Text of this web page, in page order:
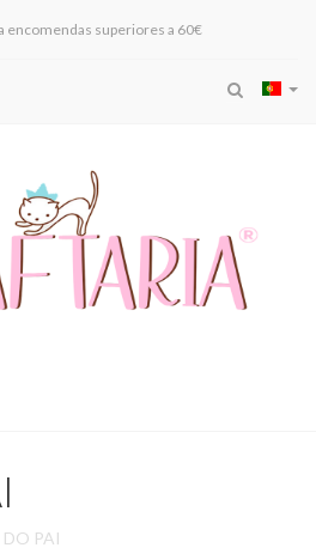
encomendas superiores a 60€
PAI